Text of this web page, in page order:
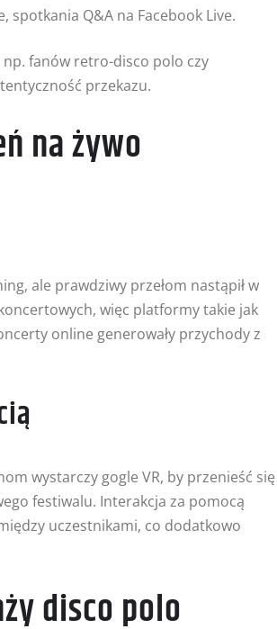
spotkania Q&A na Facebook Live.
fanów retro-disco polo czy
przekazu.
na żywo
ale prawdziwy przełom nastąpił w
więc platformy takie jak
online generowały przychody z
wystarczy gogle VR, by przenieść się
festiwalu. Interakcja za pomocą
uczestnikami, co dodatkowo
disco polo